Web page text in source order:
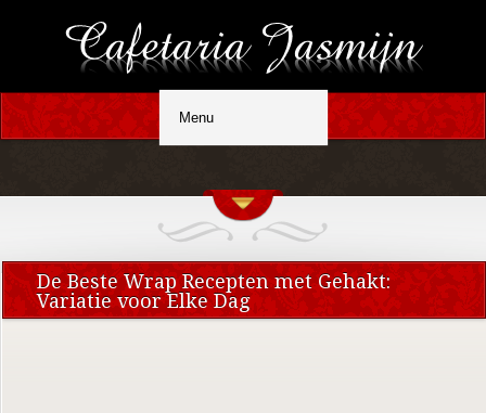
De Beste Wrap Recepten met Gehakt:
Variatie voor Elke Dag